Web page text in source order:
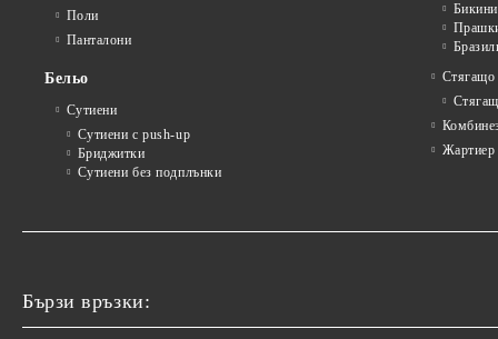
Поли
Панталони
Бельо
Сутиени
Сутиени с push-up
Бриджитки
Сутиени без подплънки
Бикини
Стягащо
Жартиер
Бързи връзки: